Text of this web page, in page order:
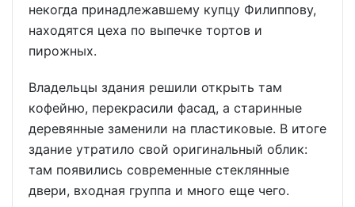
некогда принадлежавшему купцу Филиппову,
находятся цеха по выпечке тортов и
пирожных.
Владельцы здания решили открыть там
кофейню, перекрасили фасад, а старинные
деревянные заменили на пластиковые. В итоге
здание утратило свой оригинальный облик:
там появились современные стеклянные
двери, входная группа и много еще чего.